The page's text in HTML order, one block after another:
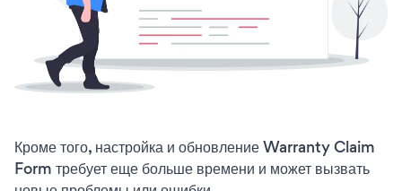
Кроме того, настройка и обновление Warranty Claim
Form требует еще больше времени и может вызвать